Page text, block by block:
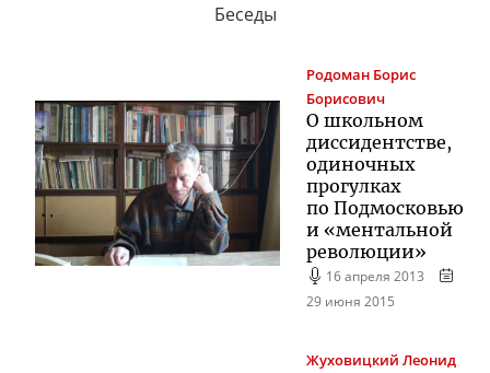
Беседы
Родоман Борис
Борисович
О школьном
диссидентстве,
одиночных
прогулках
по Подмосковью
и «ментальной
революции»
16 апреля 2013
29 июня 2015
Жуховицкий Леонид